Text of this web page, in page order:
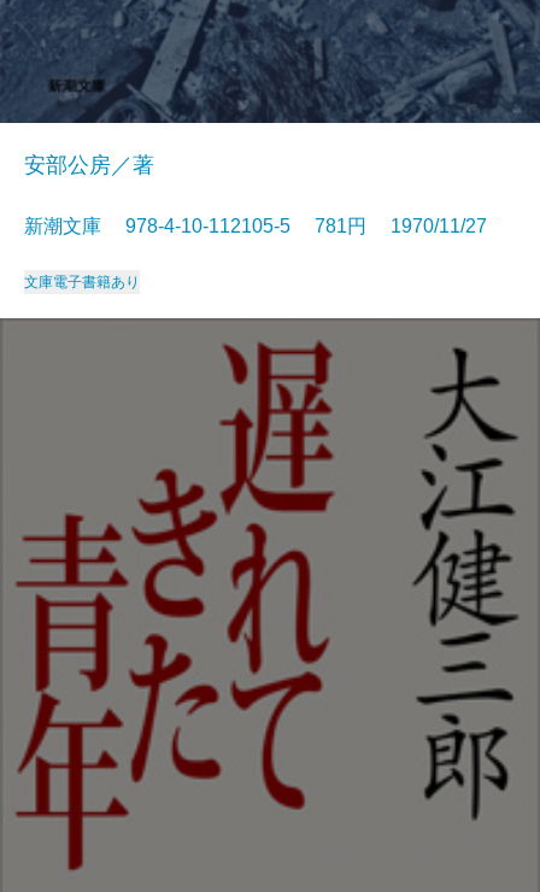
安部公房／著
新潮文庫 978-4-10-112105-5 781円 1970/11/27
文庫電子書籍あり